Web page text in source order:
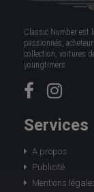
Classic Number est
passionnés,
collection, voitures
youngtimers.
Services
A propos
Publicité
Mentions